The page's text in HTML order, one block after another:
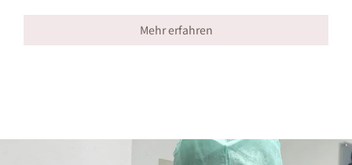
Mehr erfahren